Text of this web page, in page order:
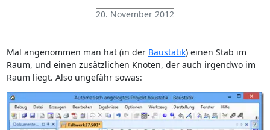
20. November 2012
Mal angenommen man hat (in der Baustatik) einen Stab im
Raum, und einen zusätzlichen Knoten, der auch irgendwo im
Raum liegt. Also ungefähr sowas: